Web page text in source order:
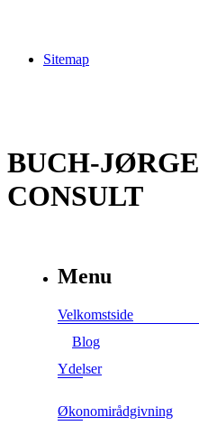
Sitemap
BUCH-
CONSULT
Menu
Velkomstside
Blog
Ydelser
Økonomirådgivning